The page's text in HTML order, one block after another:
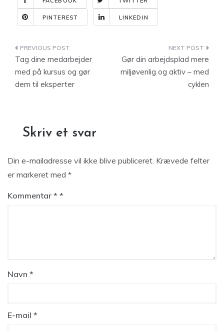
PINTEREST LINKEDIN
Indlægsnavigation
Tag dine medarbejder
med på kursus og gør
dem til eksperter
Gør din arbejdsplad mere
miljøvenlig og aktiv – med
cyklen
Skriv et svar
Din e-mailadresse vil ikke blive publiceret. Krævede felter
er markeret med *
Kommentar *
Navn *
E-mail *